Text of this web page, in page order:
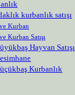
kurbanlık satışı
Kurban
Kurban Satışı
Hayvan Satışı
Kurbanlık